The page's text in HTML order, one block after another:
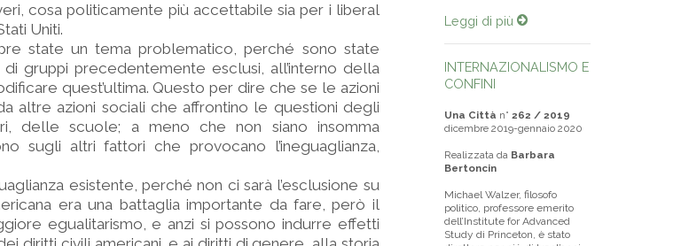
cosa politicamente più accettabile sia per i liberal
Uniti.
state un tema problematico, perché sono state
gruppi precedentemente esclusi, all’interno della
quest’ultima. Questo per dire che se le azioni
altre azioni sociali che affrontino le questioni degli
delle scuole; a meno che non siano insomma
sugli altri fattori che provocano l’ineguaglianza,
esistente, perché non ci sarà l’esclusione su
era una battaglia importante da fare, però il
egualitarismo, e anzi si possono indurre effetti
Leggi di più
INTERNAZIONALISMO E
CONFINI
Una Città n° 262 / 2019
dicembre 2019-gennaio 2020
Realizzata da Barbara
Bertoncin
Michael Walzer, filosofo
politico, professore emerito
dell’Institute for Advanced
Study di Princeton, è stato